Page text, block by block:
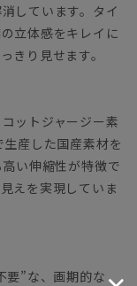
しています。タイ
立体感をキレイに
きり見せます。
ットジャージー素
産した国産素材を
い伸縮性が特徴で
えを実現していま
要”な、画期的な